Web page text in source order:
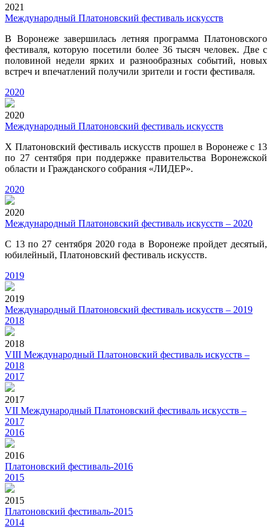
2021
Международный Платоновский фестиваль искусств
В Воронеже завершилась летняя программа Платоновского
фестиваля, которую посетили более 36 тысяч человек. Две с
половиной недели ярких и разнообразных событий, новых
встреч и впечатлений получили зрители и гости фестиваля.
2020
2020
Международный Платоновский фестиваль искусств
X Платоновский фестиваль искусств прошел в Воронеже с 13
по 27 сентября при поддержке правительства Воронежской
области и Гражданского собрания «ЛИДЕР».
2020
2020
Международный Платоновский фестиваль искусств – 2020
С 13 по 27 сентября 2020 года в Воронеже пройдет десятый,
юбилейный, Платоновский фестиваль искусств.
2019
2019
Международный Платоновский фестиваль искусств – 2019
2018
2018
VIII Международный Платоновский фестиваль искусств –
2018
2017
2017
VII Международный Платоновский фестиваль искусств –
2017
2016
2016
Платоновский фестиваль-2016
2015
2015
Платоновский фестиваль-2015
2014